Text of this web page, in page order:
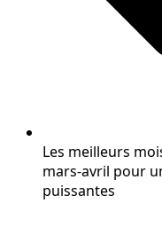
Les meilleurs
mars-avril pour
puissantes